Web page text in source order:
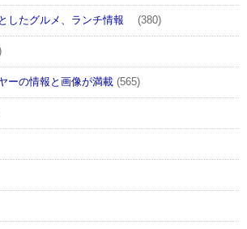
したグルメ、ランチ情報 (380)
ーの情報と画像が満載 (565)